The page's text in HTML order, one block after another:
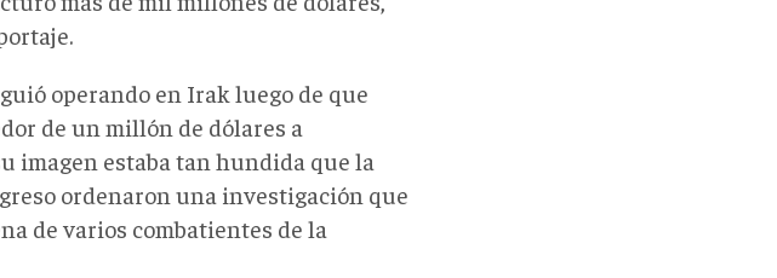
operando en Irak luego de que
de un millón de dólares a
imagen estaba tan hundida que la
ordenaron una investigación que
de varios combatientes de la